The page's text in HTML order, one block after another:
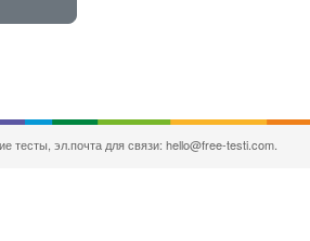
тесты, эл.почта для связи: hello@free-testi.com.